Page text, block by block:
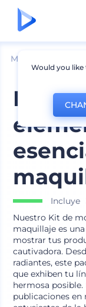
Mockups
Kit de
Incluye
Nuestro Kit de
maquillaje es
mostrar tus
cautivadora.
radiantes, este
que exhiben tu
hermosa
publicaciones en
Would you like